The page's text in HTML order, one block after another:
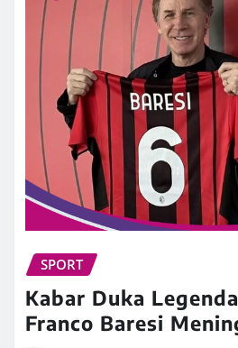
SPORT
Kabar Duka
Franco Baresi